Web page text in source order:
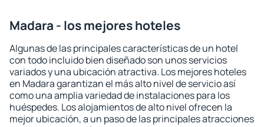
Madara - los mejores hoteles
Algunas de las principales características de un hotel
con todo incluido bien diseñado son unos servicios
variados y una ubicación atractiva. Los mejores hoteles
en Madara garantizan el más alto nivel de servicio así
como una amplia variedad de instalaciones para los
huéspedes. Los alojamientos de alto nivel ofrecen la
mejor ubicación, a un paso de las principales atracciones